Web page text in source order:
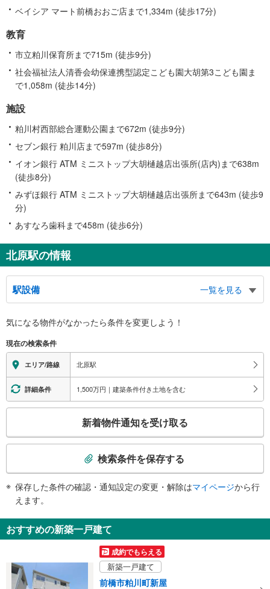
ベイシア マート前橋おおご店まで1,334m (徒歩17分)
教育
市立粕川保育所まで715m (徒歩9分)
社会福祉法人清香会幼保連携型認定こども園大胡第3こども園ま
で1,058m (徒歩14分)
施設
粕川村西部総合運動公園まで672m (徒歩9分)
セブン銀行 粕川店まで597m (徒歩8分)
イオン銀行 ATM ミニストップ大胡樋越店出張所(店内)まで638m
(徒歩8分)
みずほ銀行 ATM ミニストップ大胡樋越店出張所まで643m (徒歩9
分)
あすなろ歯科まで458m (徒歩6分)
北原駅の情報
駅設備
一覧を見る
※段差なしでの移動経路
地上⇔ホーム：○
スロープ
・ホーム⇔地上
気になる物件がなかったら条件を変更しよう！
現在の検索条件
エリア/路線 北原駅
詳細条件 1,500万円｜建築条件付き土地を含む
検
知
を
け
取
新着物件通知を受け取る
検索条件を保存する
保存した条件の確認・通知設定の変更・解除はマイページから行
えます。
おすすめの新築一戸建て
成約でもらえる
新築一戸建て
前橋市粕川町新屋